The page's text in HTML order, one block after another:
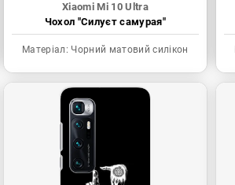
Xiaomi Mi 10 Ultra
Чохол "Силуєт самурая"
Матеріал: Чорний матовий силікон